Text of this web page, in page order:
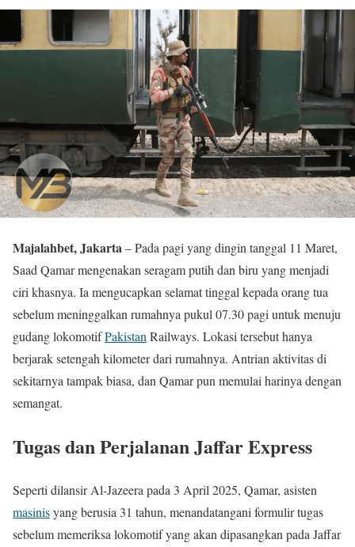
Majalahbet, Jakarta– Pada pagi yang dingin tanggal 11 Maret,
Saad Qamar mengenakan seragam putih dan biru yang menjadi
ciri khasnya. Ia mengucapkan selamat tinggal kepada orang tua
sebelum meninggalkan rumahnya pukul 07.30 pagi untuk menuju
gudang lokomotifPakistanRailways. Lokasi tersebut hanya
berjarak setengah kilometer dari rumahnya. Antrian aktivitas di
sekitarnya tampak biasa, dan Qamar pun memulai harinya dengan
semangat.
Tugas dan Perjalanan Jaffar Express
Seperti dilansir Al-Jazeera pada 3 April 2025, Qamar, asisten
masinisyang berusia 31 tahun, menandatangani formulir tugas
sebelum memeriksa lokomotif yang akan dipasangkan pada Jaffar